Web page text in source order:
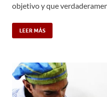
objetivo y que
LEER MÁS